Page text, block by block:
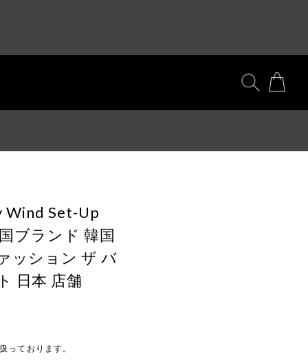
Wind Set-Up
ブランド 韓国
ッション ザ バ
日本 店舗
っております。